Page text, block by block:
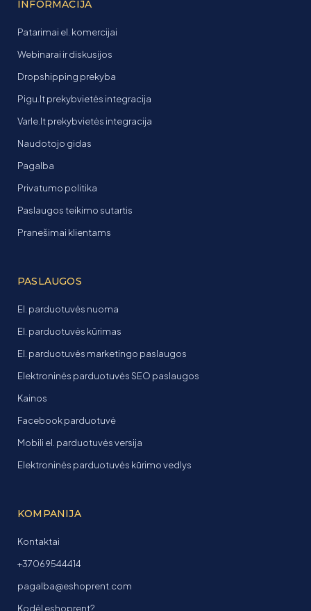
INFORMACIJA
Patarimai el. komercijai
Webinarai ir diskusijos
Dropshipping prekyba
Pigu.lt prekybvietės integracija
Varle.lt prekybvietės integracija
Naudotojo gidas
Pagalba
Privatumo politika
Paslaugos teikimo sutartis
Pranešimai klientams
PASLAUGOS
El. parduotuvės nuoma
El. parduotuvės kūrimas
El. parduotuvės marketingo paslaugos
Elektroninės parduotuvės SEO paslaugos
Kainos
Facebook parduotuvė
Mobili el. parduotuvės versija
Elektroninės parduotuvės kūrimo vedlys
KOMPANIJA
Kontaktai
+37069544414
pagalba@eshoprent.com
Kodėl eshoprent?